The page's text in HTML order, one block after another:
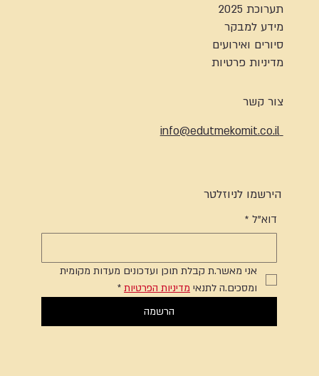
תערוכת 2025
מידע למבקר
סיורים ואירועים
מדיניות פרטיות
צור קשר
info@edutmekomit.co.il
הירשמו לניוזלטר
דוא"ל *
אני מאשר.ת קבלת תוכן ועדכונים מעדות מקומית
ומסכים.ה לתנאי מדיניות הפרטיות *
הרשמה